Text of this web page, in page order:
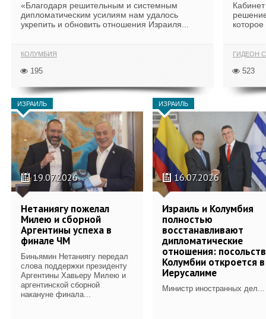
«Благодаря решительным и системным
дипломатическим усилиям нам удалось
укрепить и обновить отношения Израиля...
КОЛУМБИЯ
195
ГИДЕОН
523
ИЗРАИЛЬ
19.07.2026
Нетаниягу пожелал
Милею и сборной
Аргентины успеха в
финале ЧМ
Биньямин Нетаниягу передал
слова поддержки президенту
Аргентины Хавьеру Милею и
аргентинской сборной
накануне финала...
ИЗРАИЛЬ
16.07.2026
Израиль и Колумбия
полностью
восстанавливают
дипломатические
отношения:
Колумбии откроется в
Иерусалиме
Министр иностранных дел...